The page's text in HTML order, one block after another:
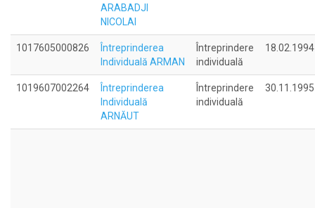
ARABADJI
NICOLAI
1017605000826
Întreprinderea
Individuală ARMAN
Întreprindere
individuală
18.02.1994
1019607002264
Întreprinderea
Individuală
ARNĂUT
Întreprindere
individuală
30.11.1995